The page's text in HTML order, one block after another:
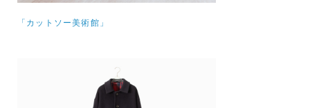
「カットソー美術館」